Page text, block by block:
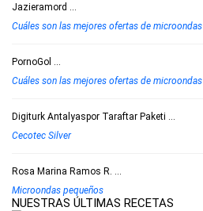
Jazieramord ...
Cuáles son las mejores ofertas de microondas
PornoGol ...
Cuáles son las mejores ofertas de microondas
Digiturk Antalyaspor Taraftar Paketi ...
Cecotec Silver
Rosa Marina Ramos R. ...
Microondas pequeños
NUESTRAS ÚLTIMAS RECETAS